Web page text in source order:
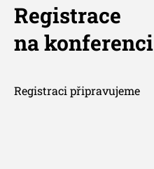
Registrace
na konferenci
Registraci připravujeme